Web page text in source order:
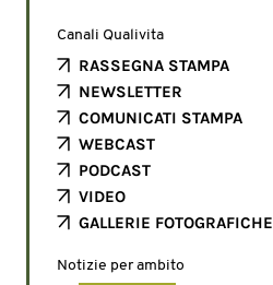
Canali Qualivita
RASSEGNA STAMPA
NEWSLETTER
COMUNICATI STAMPA
WEBCAST
PODCAST
VIDEO
GALLERIE FOTOGRAFICHE
Notizie per ambito